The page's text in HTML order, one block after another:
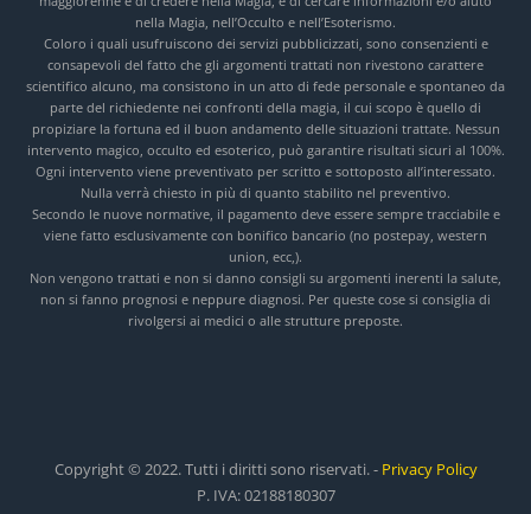
nella Magia, nell’Occulto e nell’Esoterismo.
Coloro i quali usufruiscono dei servizi pubblicizzati, sono consenzienti e
consapevoli del fatto che gli argomenti trattati non rivestono carattere
scientifico alcuno, ma consistono in un atto di fede personale e spontaneo da
parte del richiedente nei confronti della magia, il cui scopo è quello di
propiziare la fortuna ed il buon andamento delle situazioni trattate. Nessun
intervento magico, occulto ed esoterico, può garantire risultati sicuri al 100%.
Ogni intervento viene preventivato per scritto e sottoposto all’interessato.
Nulla verrà chiesto in più di quanto stabilito nel preventivo.
Secondo le nuove normative, il pagamento deve essere sempre tracciabile e
viene fatto esclusivamente con bonifico bancario (no postepay, western
union, ecc,).
Non vengono trattati e non si danno consigli su argomenti inerenti la salute,
non si fanno prognosi e neppure diagnosi. Per queste cose si consiglia di
rivolgersi ai medici o alle strutture preposte.
Copyright © 2022. Tutti i diritti sono riservati. - Privacy Policy
P. IVA: 02188180307